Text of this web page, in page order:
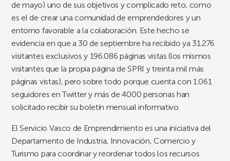
de mayo) uno de sus objetivos y complicado reto, como
es el de crear una comunidad de emprendedores y un
entorno favorable a la colaboración. Este hecho se
evidencia en que a 30 de septiembre ha recibido ya 31.276
visitantes exclusivos y 196.086 páginas vistas (los mismos
visitantes que la propia página de SPRI y treinta mil más
páginas vistas), pero sobre todo porque cuenta con 1.061
seguidores en Twitter y más de 4000 personas han
solicitado recibir su boletín mensual informativo.
El Servicio Vasco de Emprendimiento es una iniciativa del
Departamento de Industria, Innovación, Comercio y
Turismo para coordinar y reordenar todos los recursos